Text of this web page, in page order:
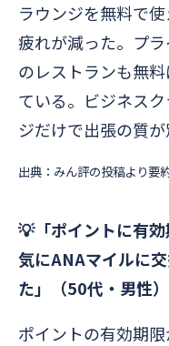
ラウンジを無料で
疲れが減った。プ
のレストランも無
ている。ビジネス
ジだけで出張の質が
出典：みん評の投稿より要
💡「ポイントに有
気にANAマイルに
た」（50代・男性）
ポイントの有効期